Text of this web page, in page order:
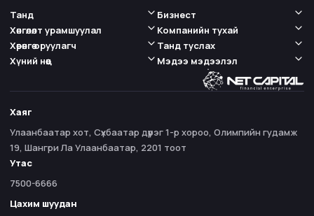
Танд
Хөнгөлөлт урамшуулал
Бизнест
Компанийн тухай
Хөрөнгө оруулагч
Хүний нөөц
Танд туслах
Мэдээ мэдээлэл
Хаяг
Улаанбаатар хот, Сүхбаатар дүүрэг 1-р хороо, Олимпийн гудамж
19, Шангри Ла Улаанбаатар, 2201 тоот
Утас
7500-6666
Цахим шуудан